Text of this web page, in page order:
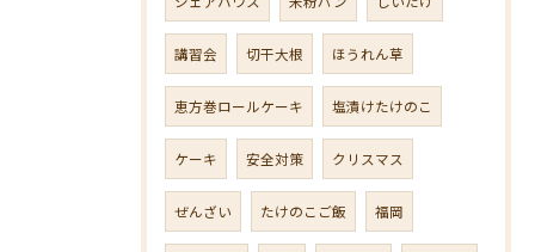
講習会 切干大根 ほうれん草
恵方巻ロールケーキ 塩漬けたけのこ
ケーキ 安全対策 クリスマス
ぜんざい たけのこご飯 福岡